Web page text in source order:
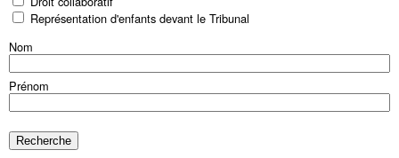
Représentation d'enfants devant le Tribunal
Nom
Prénom